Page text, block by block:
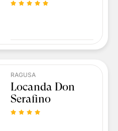
RAGUSA
Locanda Don
Serafino